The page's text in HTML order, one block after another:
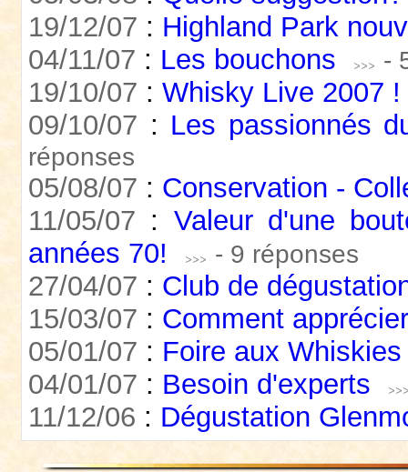
19/12/07 : Highland Park
04/11/07 : Les bouchons -
19/10/07 : Whisky Live 2007 !
09/10/07 : Les passionnés
réponses
05/08/07 : Conservation -
11/05/07 : Valeur d'une
années 70!
- 9 réponses
27/04/07 : Club de
15/03/07 : Comment
05/01/07 : Foire aux
04/01/07 : Besoin d'experts
11/12/06 : Dégustation